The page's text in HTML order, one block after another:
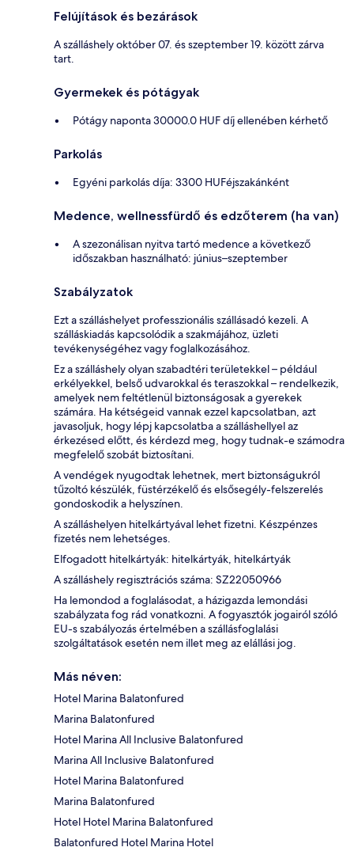
Felújítások és bezárások
A szálláshely október 07. és szeptember 19. között zárva
tart.
Gyermekek és pótágyak
Pótágy naponta 30000.0 HUF díj ellenében kérhető
Parkolás
Egyéni parkolás díja: 3300 HUFéjszakánként
Medence, wellnessfürdő és edzőterem (ha van)
A szezonálisan nyitva tartó medence a következő
időszakban használható: június–szeptember
Szabályzatok
Ezt a szálláshelyet professzionális szállásadó kezeli. A
szálláskiadás kapcsolódik a szakmájához, üzleti
tevékenységéhez vagy foglalkozásához.
Ez a szálláshely olyan szabadtéri területekkel – például
erkélyekkel, belső udvarokkal és teraszokkal – rendelkezik,
amelyek nem feltétlenül biztonságosak a gyerekek
számára. Ha kétségeid vannak ezzel kapcsolatban, azt
javasoljuk, hogy lépj kapcsolatba a szálláshellyel az
érkezésed előtt, és kérdezd meg, hogy tudnak-e számodra
megfelelő szobát biztosítani.
A vendégek nyugodtak lehetnek, mert biztonságukról
tűzoltó készülék, füstérzékelő és elsősegély-felszerelés
gondoskodik a helyszínen.
A szálláshelyen hitelkártyával lehet fizetni. Készpénzes
fizetés nem lehetséges.
Elfogadott hitelkártyák: hitelkártyák, hitelkártyák
A szálláshely regisztrációs száma: SZ22050966
Ha lemondod a foglalásodat, a házigazda lemondási
szabályzata fog rád vonatkozni. A fogyasztók jogairól szóló
EU-s szabályozás értelmében a szállásfoglalási
szolgáltatások esetén nem illet meg az elállási jog.
Más néven:
Hotel Marina Balatonfured
Marina Balatonfured
Hotel Marina All Inclusive Balatonfured
Marina All Inclusive Balatonfured
Hotel Marina Balatonfured
Marina Balatonfured
Hotel Hotel Marina Balatonfured
Balatonfured Hotel Marina Hotel